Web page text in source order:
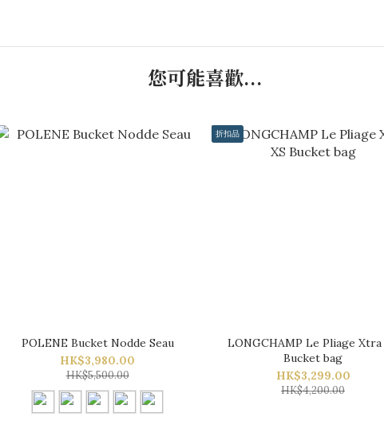
您可能喜歡...
POLENE Bucket Nodde Seau
HK$3,980.00
HK$5,500.00
折扣品
LONGCHAMP Le Pliage Xtra
Bucket bag
HK$3,299.00
HK$4,200.00